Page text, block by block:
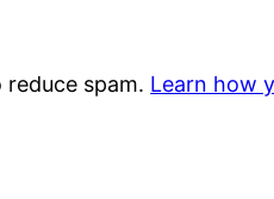
spam. Learn how